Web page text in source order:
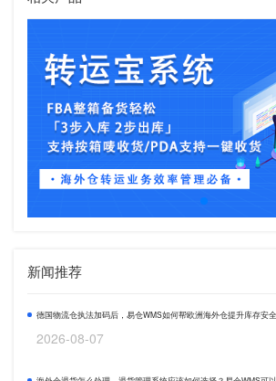
新闻推荐
德国物流仓执法加码后，易仓WMS如何帮欧洲海外仓提升库存安
2026-08-07